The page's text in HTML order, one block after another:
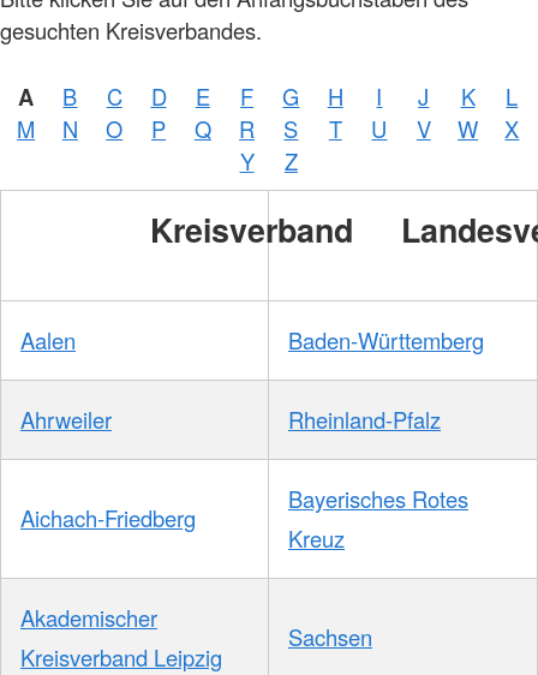
gesuchten Kreisverbandes.
A B C D E F G H I J K
L
M
N O P Q R S T U V W
X
Y
Z
Kreisverband
Aalen Baden-Württemberg
Ahrweiler Rheinland-Pfalz
Aichach-Friedberg
Bayerisches Rotes
Kreuz
Akademischer
Kreisverband Leipzig
Sachsen